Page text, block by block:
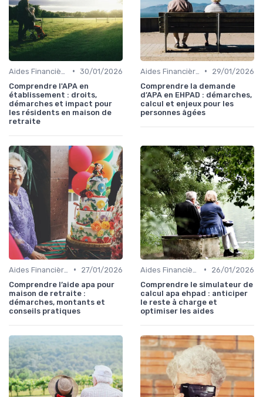
• 30/01/2026
Comprendre l'APA en
établissement : droits,
démarches et impact pour
les résidents en maison de
retraite
•
29/01/2026
Comprendre la demande
d’APA en EHPAD : démarches,
calcul et enjeux pour les
personnes âgées
•
27/01/2026
Comprendre l’aide apa pour
maison de retraite :
démarches, montants et
conseils pratiques
•
26/01/2026
Comprendre le simulateur de
calcul apa ehpad : anticiper
le reste à charge et
optimiser les aides